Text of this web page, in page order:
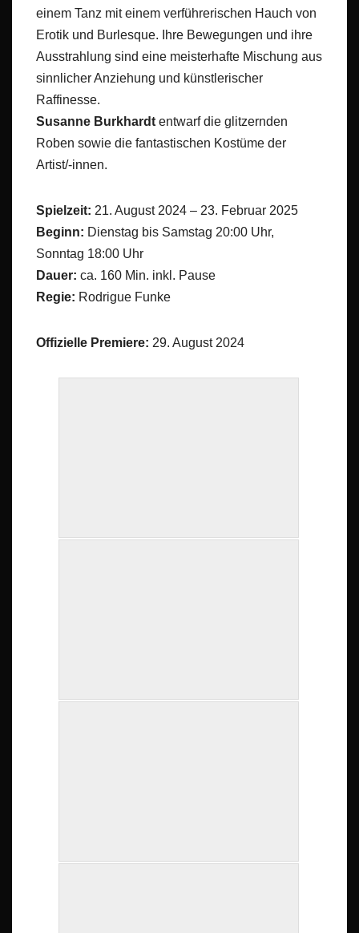
einem Tanz mit einem verführerischen Hauch von
Erotik und Burlesque. Ihre Bewegungen und ihre
Ausstrahlung sind eine meisterhafte Mischung aus
sinnlicher Anziehung und künstlerischer
Raffinesse.
Susanne Burkhardt entwarf die glitzernden
Roben sowie die fantastischen Kostüme der
Artist/-innen.
Spielzeit: 21. August 2024 – 23. Februar 2025
Beginn: Dienstag bis Samstag 20:00 Uhr,
Sonntag 18:00 Uhr
Dauer: ca. 160 Min. inkl. Pause
Regie: Rodrigue Funke
Offizielle Premiere: 29. August 2024